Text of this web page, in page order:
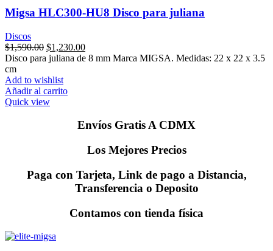
Migsa HLC300-HU8 Disco para juliana
Discos
$1,590.00 Original
price
$1,590.00.
$1,230.00Current
price
Disco para juliana de 8 mm Marca MIGSA. Medidas: 22 x 22 x 3.5
cm
Add to wishlist
Añadir al carrito
Quick view
Envíos Gratis A CDMX
Los Mejores Precios
Paga con Tarjeta, Link de pago a Distancia,
Transferencia o Deposito
Contamos con tienda física